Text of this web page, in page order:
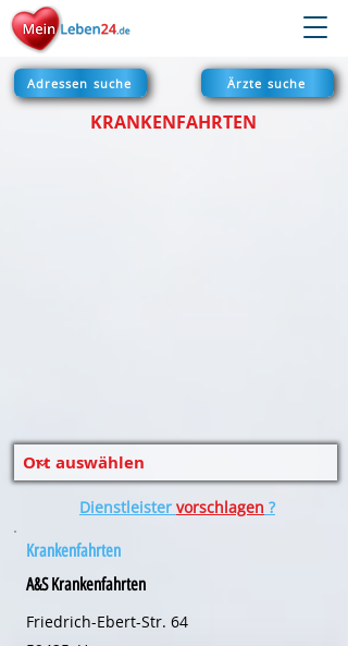
Adressen suche Ärzte suche
KRANKENFAHRTEN
Dienstleister vorschlagen ?
Krankenfahrten
A&S Krankenfahrten
Friedrich-Ebert-Str. 64